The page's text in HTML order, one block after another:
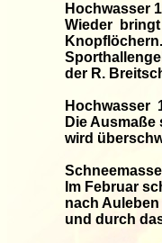
Hochwasser
Wieder bringt
der R.
Hochwasser
Die
wird
Im Februar
nach
und durch